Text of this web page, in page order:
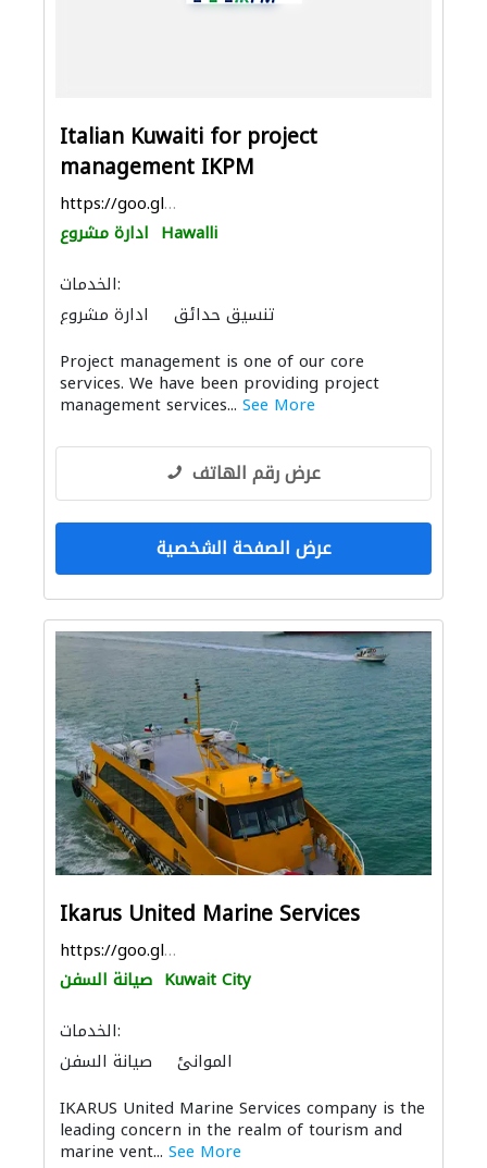
Italian Kuwaiti for project
management IKPM
https://goo.gl/maps/oJiw228Kerf96Lng9
ادارة مشروع Hawalli
الخدمات:
ادارة مشروع
تنسيق حدائق
الأشغال الصحية والسباكة استشارات بيئية
أنظمة أمن التصميم الداخلي لليخوت
مقاولون لمكافحة الحريق التصميم المعماري
​Project management is one of our core
services. We have been providing project
management services... See More
عرض رقم الهاتف
عرض الصفحة الشخصية
Ikarus United Marine Services
https://goo.gl/maps/4cybyUq6sZAbUeAq9
صيانة السفن Kuwait City
الخدمات:
صيانة السفن
الموانئ
IKARUS United Marine Services company is the
leading concern in the realm of tourism and
marine vent... See More